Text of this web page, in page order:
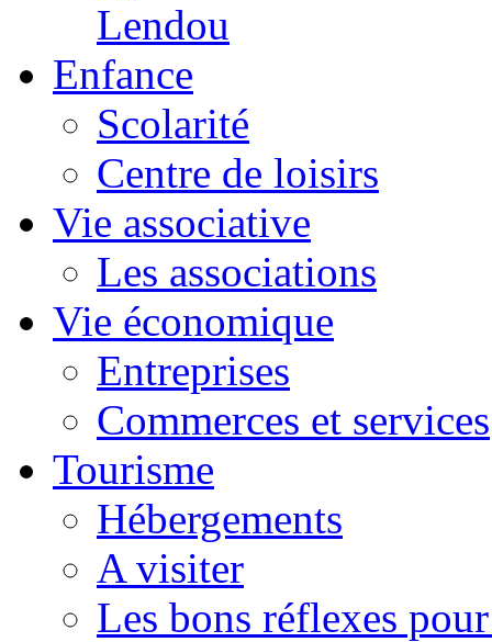
Lendou
Enfance
Scolarité
Centre de loisirs
Vie associative
Les associations
Vie économique
Entreprises
Commerces et services
Tourisme
Hébergements
A visiter
Les bons réflexes